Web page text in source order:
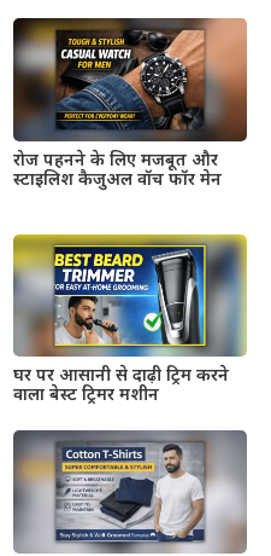
रोज पहनने के लिए मजबूत और
स्टाइलिश कैजुअल वॉच फॉर मेन
घर पर आसानी से दाढ़ी ट्रिम करने
वाला बेस्ट ट्रिमर मशीन